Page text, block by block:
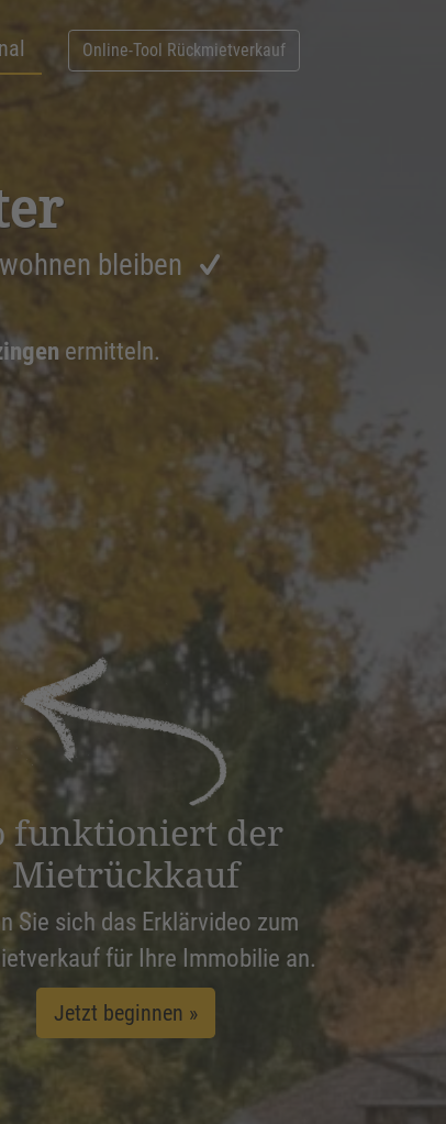
Online-Tool Rückmietverkauf
bleiben
ermitteln.
funktioniert der
Mietrückkauf
Sie sich das Erklärvideo zum
für Ihre Immobilie an.
Jetzt beginnen »